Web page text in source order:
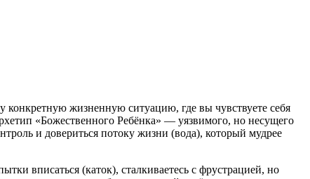
конкретную жизненную ситуацию, где вы чувствуете себя
«Божественного Ребёнка» — уязвимого, но несущего
и довериться потоку жизни (вода), который мудрее
вписаться (каток), сталкиваетесь с фрустрацией, но